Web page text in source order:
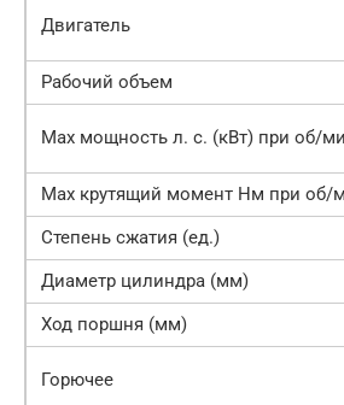
Двигатель
Рабочий объем
Мах мощность л. с. (кВт) при об/
Мах крутящий момент Нм при об/
Степень сжатия (ед.)
Диаметр цилиндра (мм)
Ход поршня (мм)
Горючее